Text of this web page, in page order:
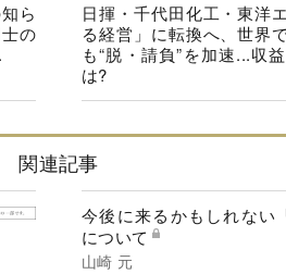
ら
の
日揮・千代田化工・東洋
る経営」に転換へ、世界
も“脱・請負”を加速...収
は?
関連記事
今後に来るかもしれない
について
山崎 元